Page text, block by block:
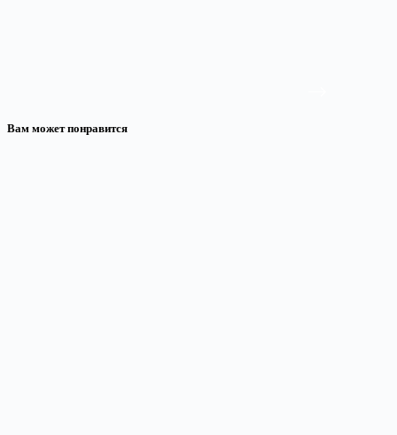
Вам может понравится